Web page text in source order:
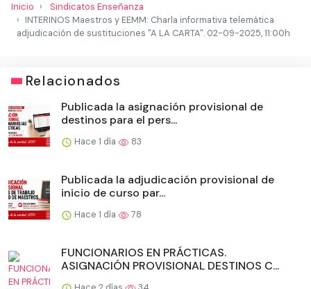
Inicio
Sindicatos Enseñanza
INTERINOS Maestros y EEMM: Charla informativa telemática
adjudicación de sustituciones "A LA CARTA". 02-09-2025, 11:00h
Relacionados
Publicada la asignación provisional de
destinos para el pers...
Hace 1 día 83
Publicada la adjudicación provisional de
inicio de curso par...
Hace 1 día 78
FUNCIONARIOS EN PRÁCTICAS.
ASIGNACIÓN PROVISIONAL DESTINOS C...